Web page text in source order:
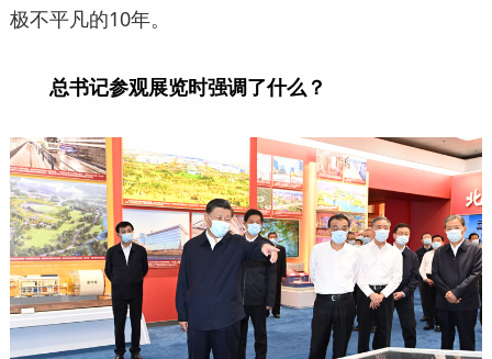
极不平凡的10年。
总书记参观展览时强调了什么？